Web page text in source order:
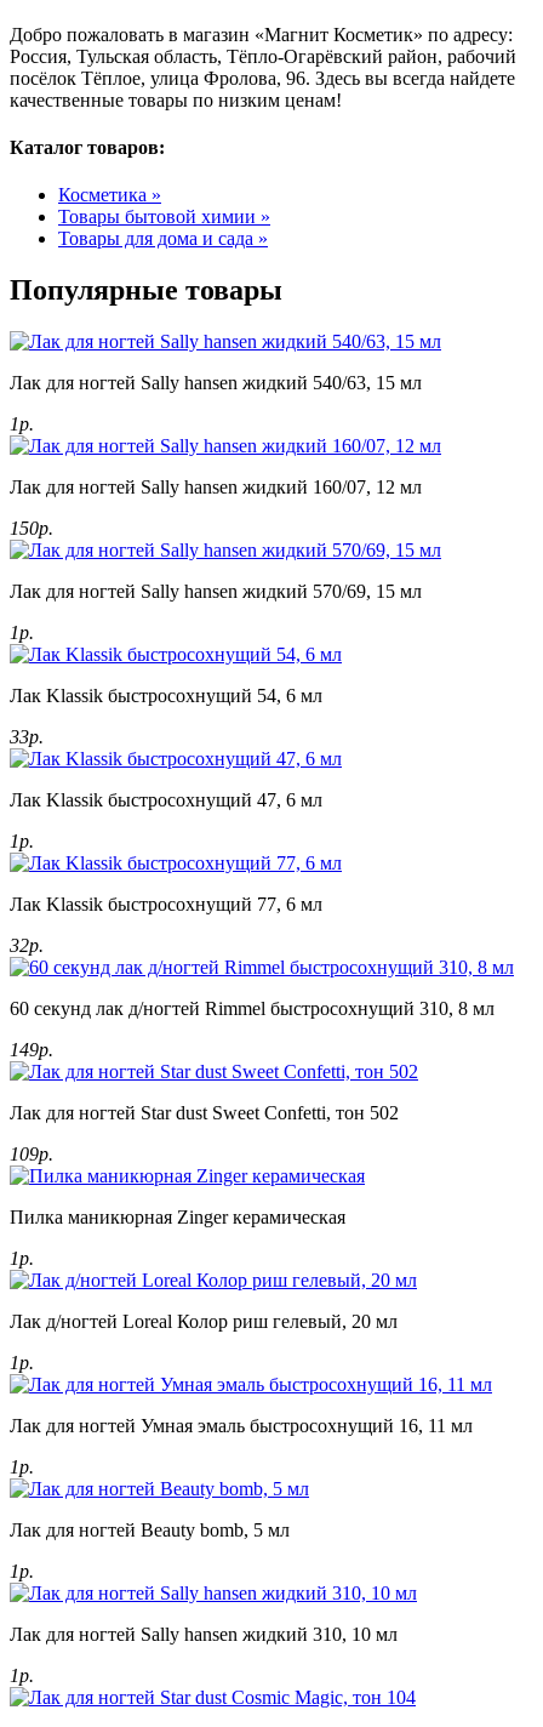
Добро пожаловать в магазин «Магнит Косметик» по адресу:
Россия, Тульская область, Тёпло-Огарёвский район, рабочий
посёлок Тёплое, улица Фролова, 96. Здесь вы всегда найдете
качественные товары по низким ценам!
Каталог товаров:
Косметика »
Товары бытовой химии »
Товары для дома и сада »
Популярные товары
Лак для ногтей Sally hansen жидкий 540/63, 15 мл
1р.
Лак для ногтей Sally hansen жидкий 160/07, 12 мл
150р.
Лак для ногтей Sally hansen жидкий 570/69, 15 мл
1р.
Лак Klassik быстросохнущий 54, 6 мл
33р.
Лак Klassik быстросохнущий 47, 6 мл
1р.
Лак Klassik быстросохнущий 77, 6 мл
32р.
60 секунд лак д/ногтей Rimmel быстросохнущий 310, 8 мл
149р.
Лак для ногтей Star dust Sweet Confetti, тон 502
109р.
Пилка маникюрная Zinger керамическая
1р.
Лак д/ногтей Loreal Колор риш гелевый, 20 мл
1р.
Лак для ногтей Умная эмаль быстросохнущий 16, 11 мл
1р.
Лак для ногтей Beauty bomb, 5 мл
1р.
Лак для ногтей Sally hansen жидкий 310, 10 мл
1р.